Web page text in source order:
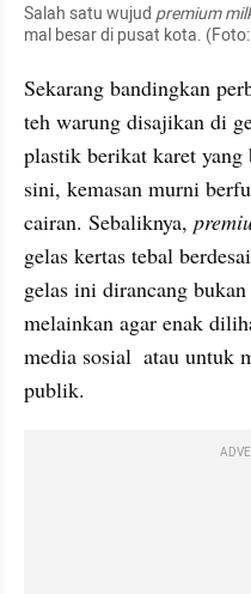
Salah satu wujud premium
mal besar di pusat kota.
Sekarang bandingkan
teh warung disajikan di
plastik berikat karet yang
sini, kemasan murni
cairan. Sebaliknya,
gelas kertas tebal
gelas ini dirancang
melainkan agar enak
media sosial  atau untuk
publik.